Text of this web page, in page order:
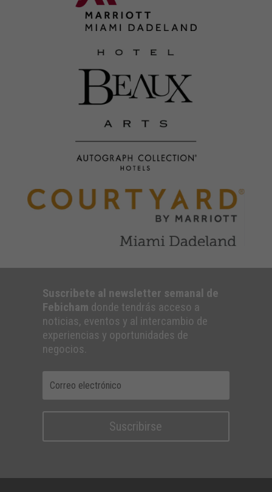
Suscribete al newsletter semanal de
Febicham donde tendrás acceso a
noticias, eventos y al intercambio de
experiencias y oportunidades de
negocios.
Suscribirse